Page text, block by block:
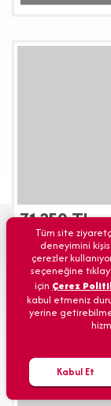
71.250 TL
KİRALIK OFİS
detaylar için
Tüm site
deneyimini
çerezler
seçeneğine
için Çerez
kabul etmeniz
yerine
Kabul Et